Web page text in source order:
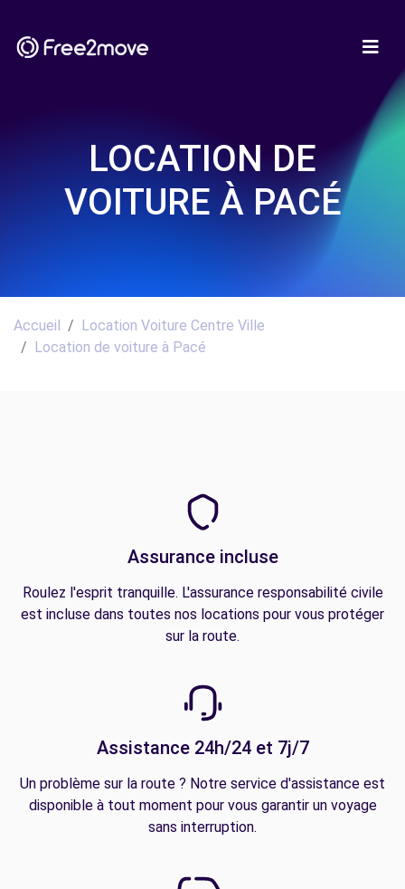
LOCATION DE
VOITURE À PACÉ
Accueil
Location Voiture Centre Ville
Location de voiture à Pacé
Assurance incluse
Roulez l'esprit tranquille. L'assurance responsabilité civile
est incluse dans toutes nos locations pour vous protéger
sur la route.
Assistance 24h/24 et 7j/7
Un problème sur la route ? Notre service d'assistance est
disponible à tout moment pour vous garantir un voyage
sans interruption.